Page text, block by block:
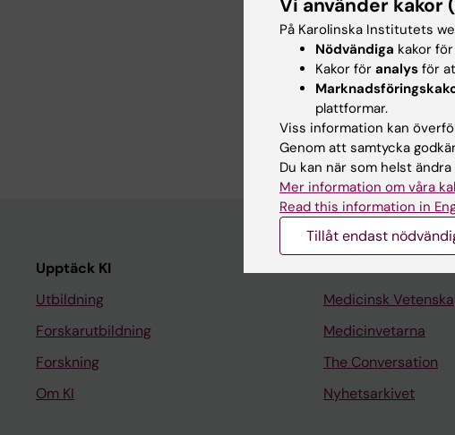
Uppdaterad av:
Webb Admin 2016-
Dela
Upptäck KI
Utbildning
Forskarutbildning
Forskning
Om KI
Medicinsk
Medicinvetarna
The Conversation
Nyhetsarkivet
Vi använder kakor
På Karolinska Institutets
Nödvändiga kakor
Kakor för analys för
plattformar.
Viss information kan
Genom att samtycka
Du kan när som helst
Mer information om våra
Read this information in
Tillåt endast